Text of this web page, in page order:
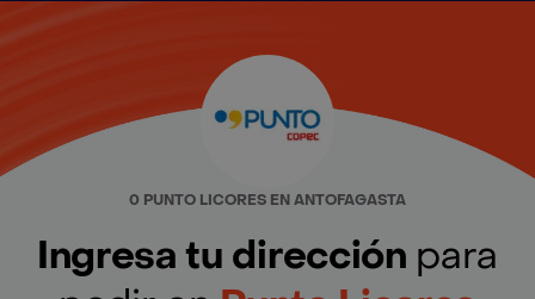
0 PUNTO LICORES EN ANTOFAGASTA
Ingresa tu dirección para